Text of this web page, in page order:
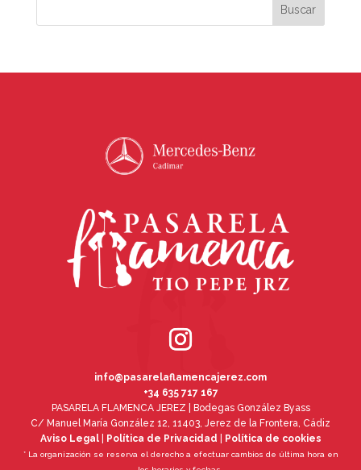
info@pasarelaflamencajerez.com
+34 635 717 167
PASARELA FLAMENCA JEREZ | Bodegas González Byass
C/ Manuel María González 12, 11403, Jerez de la Frontera, Cádiz
Aviso Legal| Política de Privacidad Política de cookies
* La organización se reserva el derecho a efectuar cambios de última hora en